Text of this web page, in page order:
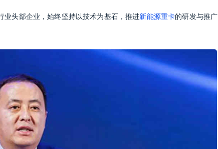
头部企业，始终坚持以技术为基石，推进新能源重卡的研发与推广